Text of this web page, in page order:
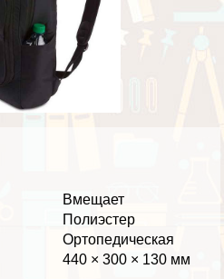
Вмещает
Полиэстер
Ортопедическая
440 × 300 × 130 мм